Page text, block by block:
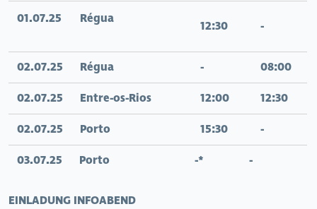
01.07.25 Régua 12:30 -
02.07.25 Régua -
08:00
02.07.25
Entre-os-Rios 12:00
12:30
02.07.25
Porto 15:30
-
03.07.25 Porto -* -
EINLADUNG INFOABEND